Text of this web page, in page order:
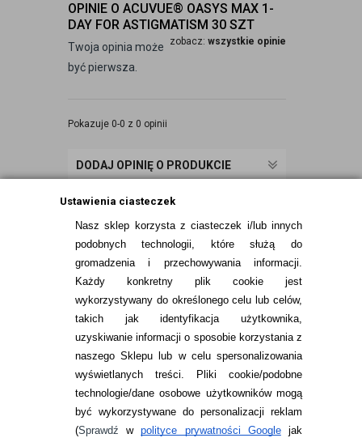
Ustawienia ciasteczek
Nasz sklep korzysta z ciasteczek i/lub innych
podobnych technologii, które służą do
gromadzenia i przechowywania informacji.
Każdy konkretny plik cookie jest
wykorzystywany do określonego celu lub celów,
takich jak identyfikacja użytkownika,
uzyskiwanie informacji o sposobie korzystania z
naszego Sklepu lub w celu spersonalizowania
wyświetlanych treści.
Pliki cookie/podobne
technologie/dane osobowe użytkowników mogą
być wykorzystywane do personalizacji reklam
(Sprawdźwpolityce prywatności Googlejak
OPINIE O ACUVUE® OASYS MAX 1-
DAY FOR ASTIGMATISM 30 SZT
zobacz: wszystkie opinie
Twoja opinia może
być pierwsza.
Pokazuje 0-0 z 0 opinii
DODAJ OPINIĘ O PRODUKCIE
INFORMACJE KONTAKTOWE
JAK ZAMAWIAĆ?
ZWROTY I REKLAMACJA